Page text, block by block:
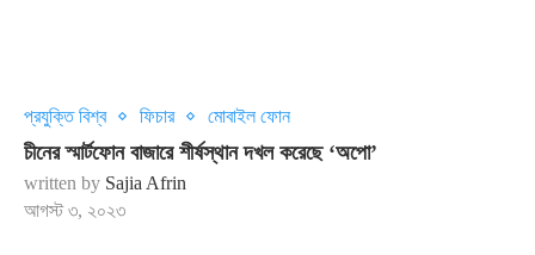
প্রযুক্তি বিশ্ব ফিচার মোবাইল ফোন
চীনের স্মার্টফোন বাজারে শীর্ষস্থান দখল করেছে ‘অপো’
written by Sajia Afrin
আগস্ট ৩, ২০২৩